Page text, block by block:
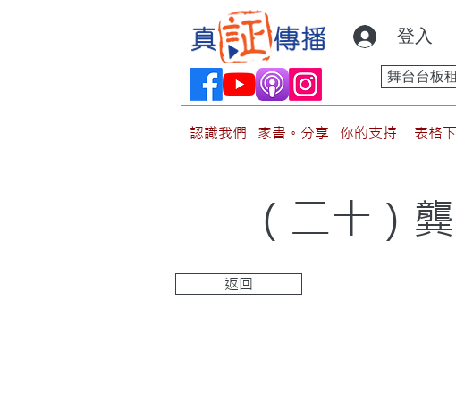
登入
舞台台板
認識我們 家書。分享 你的支持 表格
（二十）
返回